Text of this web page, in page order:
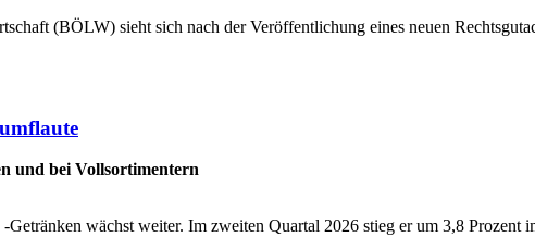
(BÖLW) sieht sich nach der Veröffentlichung eines neuen
und bei Vollsortimentern
wächst weiter. Im zweiten Quartal 2026 stieg er um 3,8